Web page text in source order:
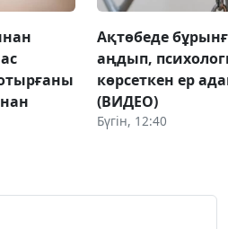
Ақтөбеде
аңдып,
көрсеткен ер
(ВИДЕО)
Бүгін, 12:40